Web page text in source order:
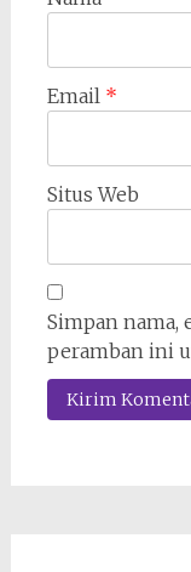
Email *
Situs Web
Simpan nama,
peramban ini